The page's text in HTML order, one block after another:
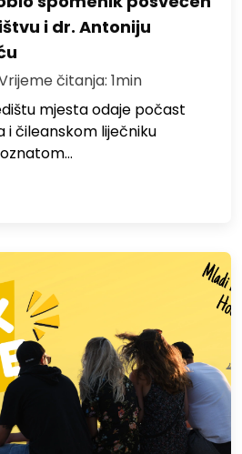
i dr. Antoniju
čitanja: 1min
mjesta odaje počast
i čileanskom liječniku